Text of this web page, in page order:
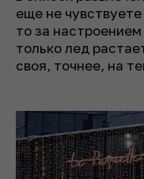
еще не
то за
только лед
своя, точнее, на